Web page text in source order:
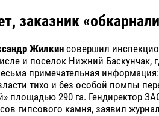
заказник
Жилкинсовершил
и поселок Нижний Баскунчак,
примечательная
тихо и без особой помпы
площадью 290 га. Гендиректор
гипсового камня, заявил